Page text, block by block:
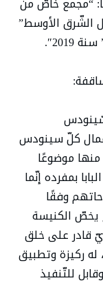
من أجل الشّرق الأوسط”
كلّ سينودس
منها موضوعًا
بمفرده إنّما
وفقًا
يخصّ الكنيسة
قادر على خلق
ركيزة وتطبيق
للتّنفيذ